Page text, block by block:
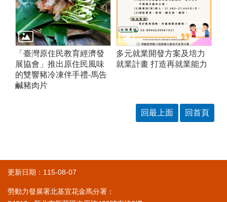
「臺灣原住民教育經濟發
展協會」推出原住民風味
的雙響豬冷凍伴手禮-馬告
鹹豬肉片
多元就業開發方案及培力
就業計畫 打造再就業能力
回最上面 回首頁
更新日期：115-08-07
勞動力發展署北基宜花金馬分署：